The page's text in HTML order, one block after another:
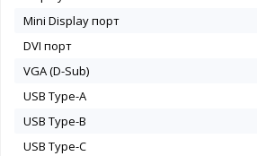
Mini Display порт
DVI порт
VGA (D-Sub)
USB Type-A
USB Type-B
USB Type-C